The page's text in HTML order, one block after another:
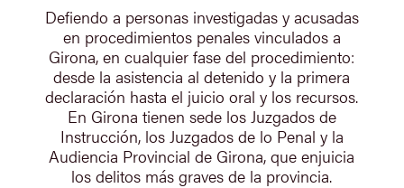
Defiendo a personas investigadas y acusadas
en procedimientos penales vinculados a
Girona, en cualquier fase del procedimiento:
desde la asistencia al detenido y la primera
declaración hasta el juicio oral y los recursos.
En Girona tienen sede los Juzgados de
Instrucción, los Juzgados de lo Penal y la
Audiencia Provincial de Girona, que enjuicia
los delitos más graves de la provincia.